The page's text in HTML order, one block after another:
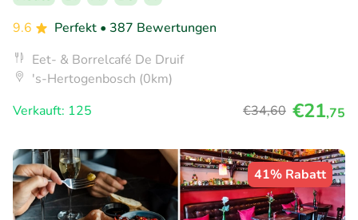
9.6
Perfekt • 387 Bewertungen
Eet- & Borrelcafé De Druif
's-Hertogenbosch (0km)
Verkauft: 125
€34,60 €21,75
41% Rabatt